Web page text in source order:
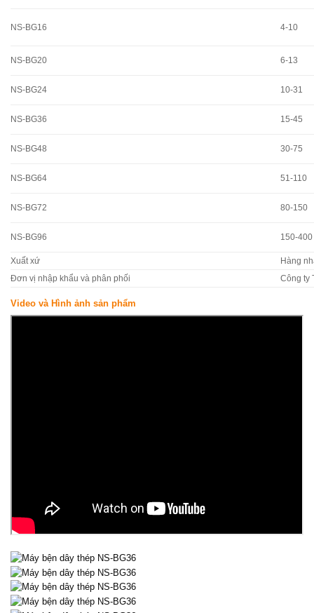
NS-BG16 4-10
NS-BG20 6-13
NS-BG24 10-31
NS-BG36 15-45
NS-BG48 30-75
NS-BG64 51-110
NS-BG72 80-150
NS-BG96 150-400
Xuất xứ Hàng
Đơn vị nhập khẩu và phân phối Công ty
Video và Hình ảnh sản phẩm